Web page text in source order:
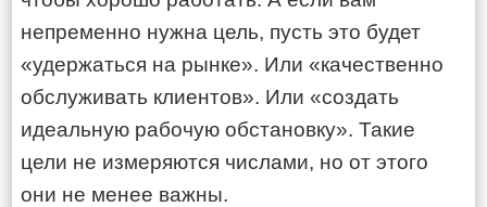
непременно нужна цель, пусть это будет
«удержаться на рынке». Или «качественно
обслуживать клиентов». Или «создать
идеальную рабочую обстановку». Такие
цели не измеряются числами, но от этого
они не менее важны.